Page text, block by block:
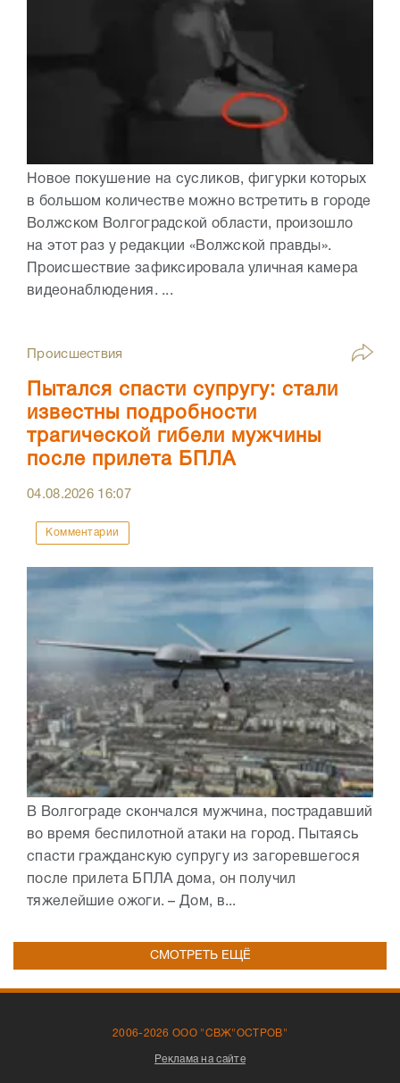
Новое покушение на сусликов, фигурки которых
в большом количестве можно встретить в городе
Волжском Волгоградской области, произошло
на этот раз у редакции «Волжской правды».
Происшествие зафиксировала уличная камера
видеонаблюдения. ...
Происшествия
Пытался спасти супругу: стали
известны подробности
трагической гибели мужчины
после прилета БПЛА
04.08.2026 16:07
Комментарии
В Волгограде скончался мужчина, пострадавший
во время беспилотной атаки на город. Пытаясь
спасти гражданскую супругу из загоревшегося
после прилета БПЛА дома, он получил
тяжелейшие ожоги. – Дом, в...
СМОТРЕТЬ ЕЩЁ
2006-2026 ООО "СВЖ"ОСТРОВ"
Реклама на сайте